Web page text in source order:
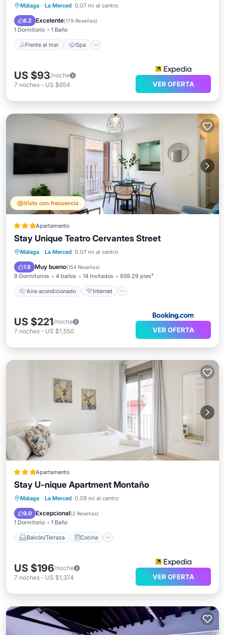
Málaga · La Merced 0.07 mi al centro
8.2 Excelente(179 Reseñas)
1 Dormitorio 1 Baño
Frente al mar Spa
Frente al mar Spa
Balcón/Terraza
US $93/noche
7 noches - US $654 VER OFERTA
Visto con frecuencia
Apartamento
Stay Unique Teatro Cervantes Street
Málaga · La Merced 0.07 mi al centro
7.8 Muy bueno(154 Reseñas)
9 Dormitorios 4 baños 14 Invitados 659.29 pies²
Aire acondicionado Internet
Aire acondicionado
Apto para niños
US $221/noche
7 noches - US $1,550 VER OFERTA
Apartamento
Stay U-nique Apartment Montaño
Málaga · La Merced 0.09 mi al centro
9.0 Excepcional(2 Reseñas)
1 Dormitorio 1 Baño
Balcón/Terraza Cocina
Balcón/Terraza
Cocina
Aire acondicionado
US $196/noche
7 noches - US $1,374 VER OFERTA